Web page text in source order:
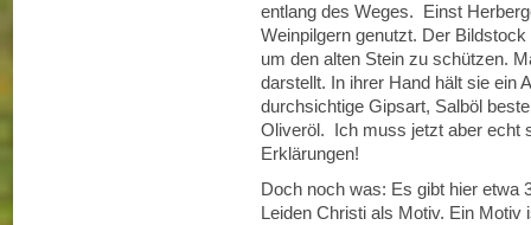
entlang des Weges. Einst
Weinpilgern genutzt. Der
um den alten Stein zu schützen.
darstellt. In ihrer Hand hält sie ein
durchsichtige Gipsart, Salböl
Oliveröl. Ich muss jetzt aber echt
Erklärungen!
Doch noch was: Es gibt hier etwa
Leiden Christi als Motiv. Ein